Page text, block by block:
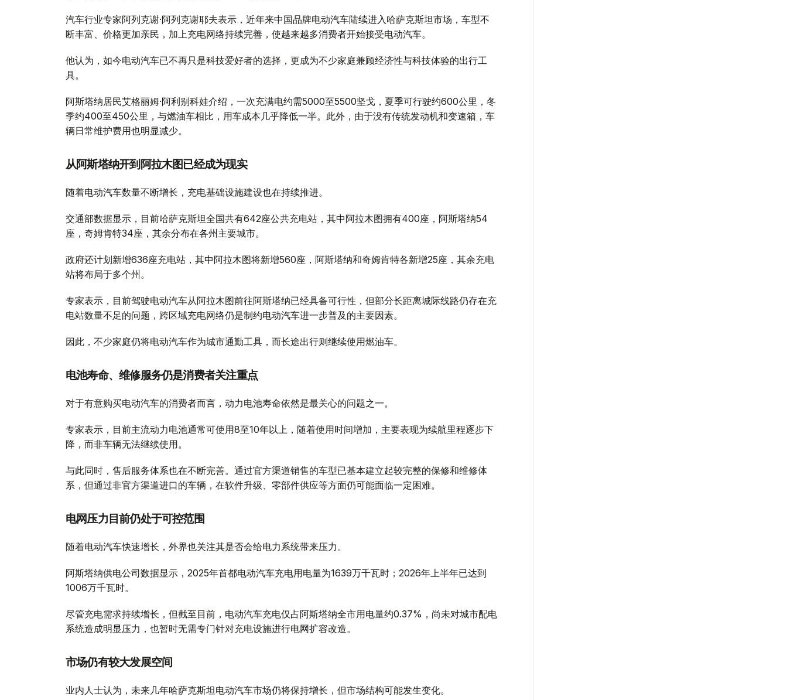
汽车行业专家阿列克谢·阿列克谢耶夫表示，近年来中国品牌电动汽车陆续进入哈萨克斯坦市场，车型不
断丰富、价格更加亲民，加上充电网络持续完善，使越来越多消费者开始接受电动汽车。
他认为，如今电动汽车已不再只是科技爱好者的选择，更成为不少家庭兼顾经济性与科技体验的出行工
具。
阿斯塔纳居民艾格丽姆·阿利别科娃介绍，一次充满电约需5000至5500坚戈，夏季可行驶约600公里，冬
季约400至450公里，与燃油车相比，用车成本几乎降低一半。此外，由于没有传统发动机和变速箱，车
辆日常维护费用也明显减少。
从阿斯塔纳开到阿拉木图已经成为现实
随着电动汽车数量不断增长，充电基础设施建设也在持续推进。
交通部数据显示，目前哈萨克斯坦全国共有642座公共充电站，其中阿拉木图拥有400座，阿斯塔纳54
座，奇姆肯特34座，其余分布在各州主要城市。
政府还计划新增636座充电站，其中阿拉木图将新增560座，阿斯塔纳和奇姆肯特各新增25座，其余充电
站将布局于多个州。
专家表示，目前驾驶电动汽车从阿拉木图前往阿斯塔纳已经具备可行性，但部分长距离城际线路仍存在充
电站数量不足的问题，跨区域充电网络仍是制约电动汽车进一步普及的主要因素。
因此，不少家庭仍将电动汽车作为城市通勤工具，而长途出行则继续使用燃油车。
电池寿命、维修服务仍是消费者关注重点
对于有意购买电动汽车的消费者而言，动力电池寿命依然是最关心的问题之一。
专家表示，目前主流动力电池通常可使用8至10年以上，随着使用时间增加，主要表现为续航里程逐步下
降，而非车辆无法继续使用。
与此同时，售后服务体系也在不断完善。通过官方渠道销售的车型已基本建立起较完整的保修和维修体
系，但通过非官方渠道进口的车辆，在软件升级、零部件供应等方面仍可能面临一定困难。
电网压力目前仍处于可控范围
随着电动汽车快速增长，外界也关注其是否会给电力系统带来压力。
阿斯塔纳供电公司数据显示，2025年首都电动汽车充电用电量为1639万千瓦时；2026年上半年已达到
1006万千瓦时。
尽管充电需求持续增长，但截至目前，电动汽车充电仅占阿斯塔纳全市用电量约0.37%，尚未对城市配电
系统造成明显压力，也暂时无需专门针对充电设施进行电网扩容改造。
市场仍有较大发展空间
业内人士认为，未来几年哈萨克斯坦电动汽车市场仍将保持增长，但市场结构可能发生变化。